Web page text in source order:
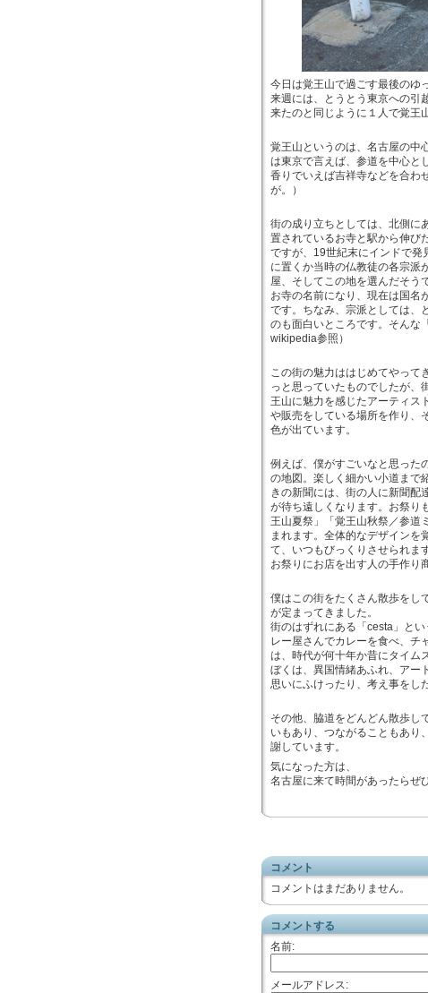
今日は覚王山で過ごす最後のゆ
来週には、とうとう東京への引
来たのと同じように１人で覚王
覚王山というのは、名古屋の中
は東京で言えば、参道を中心と
香りでいえば吉祥寺などを合わ
が。）
街の成り立ちとしては、北側に
置されているお寺と駅から伸び
ですが、19世紀末にインドで発
に置くか当時の仏教徒の各宗派
屋、そしてこの地を選んだそう
お寺の名前になり、現在は国名
です。ちなみ、宗派としては、
のも面白いところです。そんな
wikipedia参照）
この街の魅力ははじめてやって
っと思っていたものでしたが、
王山に魅力を感じたアーティス
や販売をしている場所を作り、
色が出ています。
例えば、僕がすごいなと思った
の地図。楽しく細かい小道まで
きの新聞には、街の人に新聞配
が待ち遠しくなります。お祭り
王山夏祭」「覚王山秋祭／参道
まれます。全体的なデザインを
て、いつもびっくりさせられま
お祭りにお店を出す人の手作り
僕はこの街をたくさん散歩をし
が定まってきました。
街のはずれにある「cesta」と
レー屋さんでカレーを食べ、チ
は、時代が何十年か昔にタイム
ぼくは、異国情緒あふれ、アー
思いにふけったり、考え事をし
その他、脇道をどんどん散歩し
いもあり、つながることもあり
謝しています。
気になった方は、
名古屋に来て時間があったらぜ
コメント
コメントはまだありません。
コメントする
名前:
メールアドレス: